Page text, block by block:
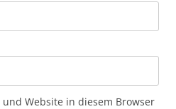
und Website in diesem Browser